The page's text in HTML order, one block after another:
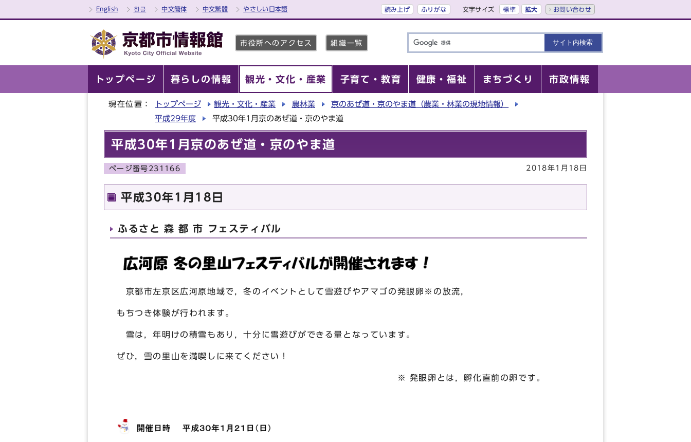
English 한글 中文簡体 中文繁體 やさしい日本語 読み上げ ふりがな 文字サイズ 標準 拡大 お問い合わせ
市役所へのアクセス 組織一覧
トップページ 暮らしの情報 観光・文化・産業 子育て・教育 健康・福祉 まちづくり 市政情報
現在位置： トップページ 観光・文化・産業 農林業
京のあぜ道・京のやま道（農業・林業の現地情報）
平成29年度
平成30年1月京のあぜ道・京のやま道
平成30年1月京のあぜ道・京のやま道
ページ番号231166 2018年1月18日
平成30年1月18日
ふるさと 森 都 市 フェスティバル
京都市左京区広河原地域で，冬のイベントとして雪遊びやアマゴの発眼卵 ※ の放流，
もちつき体験が行われます。
雪は，年明けの積雪もあり，十分に雪遊びができる量となっています。
ぜひ，雪の里山を満喫しに来てください！
※ 発眼卵とは，孵化直前の卵です。